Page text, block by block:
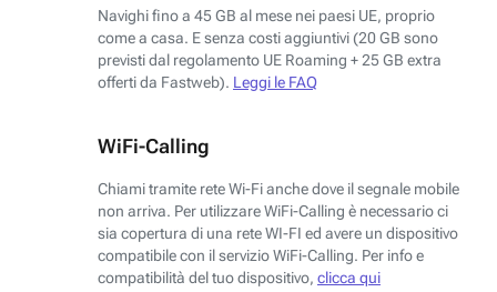
Navighi fino a 45 GB al mese nei paesi UE, proprio
come a casa. E senza costi aggiuntivi (20 GB sono
previsti dal regolamento UE Roaming + 25 GB extra
offerti da Fastweb). Leggi le FAQ
WiFi-Calling
Chiami tramite rete Wi-Fi anche dove il segnale mobile
non arriva. Per utilizzare WiFi-Calling è necessario ci
sia copertura di una rete WI-FI ed avere un dispositivo
compatibile con il servizio WiFi-Calling. Per info e
compatibilità del tuo dispositivo, clicca qui